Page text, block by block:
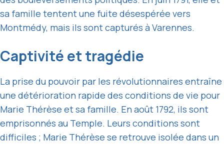
sa famille tentent une fuite désespérée vers
Montmédy, mais ils sont capturés à Varennes.
Captivité et tragédie
La prise du pouvoir par les révolutionnaires entraîne
une détérioration rapide des conditions de vie pour
Marie Thérèse et sa famille. En août 1792, ils sont
emprisonnés au Temple. Leurs conditions sont
difficiles ; Marie Thérèse se retrouve isolée dans un